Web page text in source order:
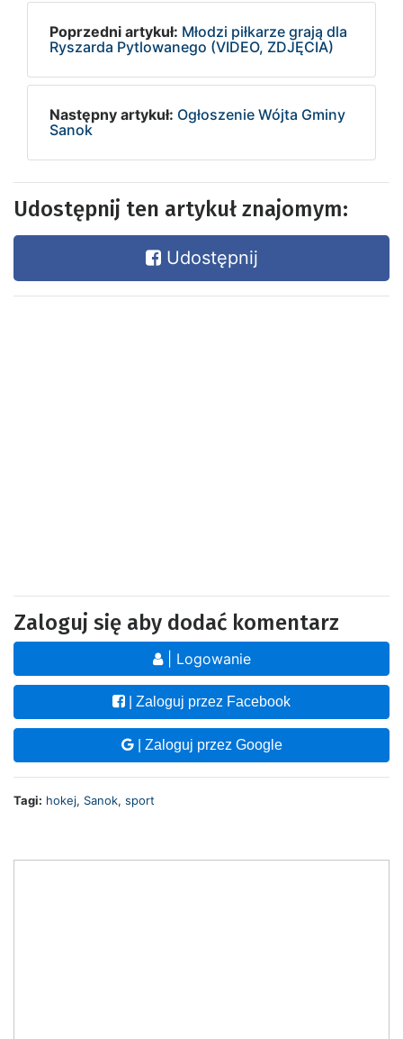
Poprzedni artykuł: Młodzi piłkarze grają dla
Ryszarda Pytlowanego (VIDEO, ZDJĘCIA)
Następny artykuł: Ogłoszenie Wójta Gminy
Sanok
Udostępnij ten artykuł znajomym:
Udostępnij
Zaloguj się aby dodać komentarz
| Logowanie
| Zaloguj przez Facebook
| Zaloguj przez Google
Tagi: hokej, Sanok, sport